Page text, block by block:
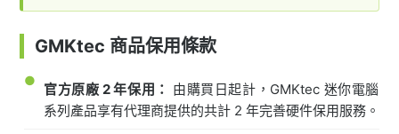
GMKtec 商品保用條款
●
官方原廠 2 年保用： 由購買日起計，GMKtec 迷你電腦
系列產品享有代理商提供的共計 2 年完善硬件保用服務。